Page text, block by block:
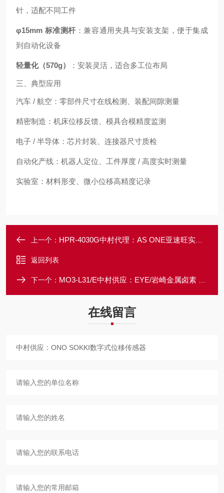
针，适配不同工件
φ15mm 标准测杆 ：兼容通用夹具与安装支架，便于集成
到自动化设备
轻量化（570g） ：安装灵活，适合多工位布局
三、典型应用
汽车 / 航空：零部件尺寸在线检测、装配间隙测量
精密制造：机床位移反馈、模具合模精度监测
电子 / 半导体：芯片封装、连接器尺寸质检
自动化产线：机器人定位、工件厚度 / 高度实时测量
实验室：材料形变、微小位移高精度记录
上一个： HPR-4030G中村代理：AS ONE亚速旺实验室级耐药加热板
返回列表
下一个： MO3-L31/E中村供应：EYE/岩崎金属卤素 UV 固化灯
在线留言